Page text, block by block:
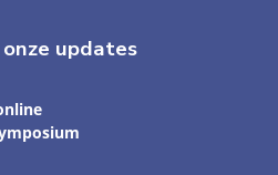
updates